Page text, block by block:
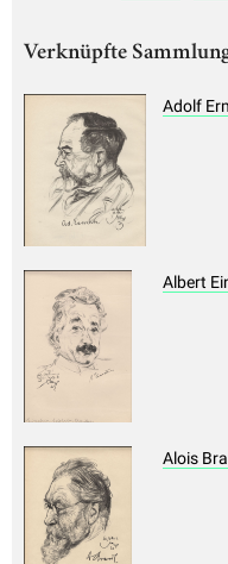
Verknüpfte
Adolf
Albert
Alois